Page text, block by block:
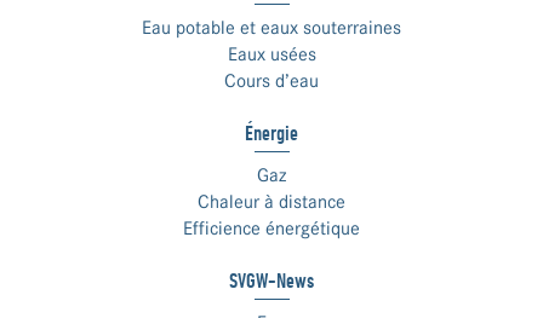
Eau potable et eaux souterraines
Eaux usées
Cours d’eau
Énergie
Gaz
Chaleur à distance
Efficience énergétique
SVGW-News